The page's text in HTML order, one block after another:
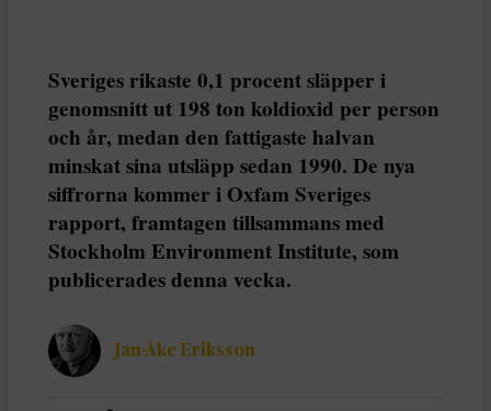
Sveriges rikaste 0,1 procent släpper i
genomsnitt ut 198 ton koldioxid per person
och år, medan den fattigaste halvan
minskat sina utsläpp sedan 1990. De nya
siffrorna kommer i Oxfam Sveriges
rapport, framtagen tillsammans med
Stockholm Environment Institute, som
publicerades denna vecka.
Jan-Åke Eriksson